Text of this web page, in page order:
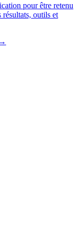
pour être retenu
résultats, outils et